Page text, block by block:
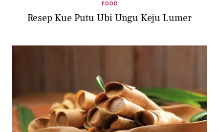
FOOD
Resep Kue Putu Ubi Ungu Keju Lumer